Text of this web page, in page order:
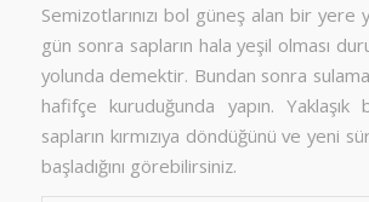
Semizotlarınızı bol güneş alan bir yere
gün sonra sapların hala yeşil olması
yolunda demektir. Bundan sonra
hafifçe kuruduğunda yapın.
sapların kırmızıya döndüğünü ve yeni
başladığını görebilirsiniz.